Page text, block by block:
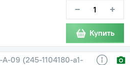
− +
Купить
А-09 (245-1104180-а1-